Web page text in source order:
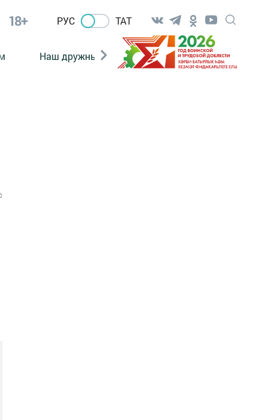
18+ РУС ТАТ
Наш дружный коллектив Документы